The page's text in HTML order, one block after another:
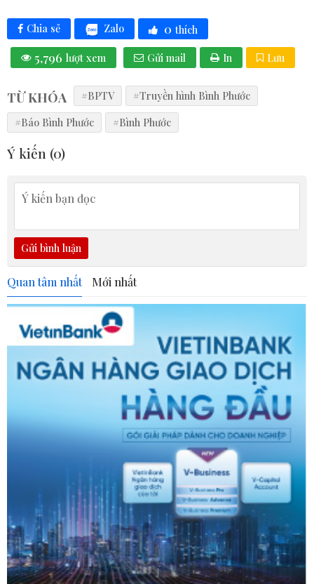
Chia sẻ Zalo 0 thích
5,796 lượt xem Gửi mail In Lưu
TỪ KHÓA #BPTV
#Truyền hình Bình Phước
#Báo Bình Phước
#Bình Phước
Ý kiến (0)
Gửi bình luận
Quan tâm nhất Mới nhất